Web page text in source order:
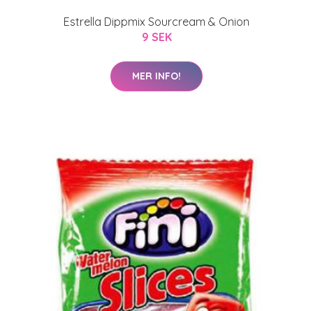
Estrella Dippmix Sourcream & Onion
9 SEK
MER INFO!